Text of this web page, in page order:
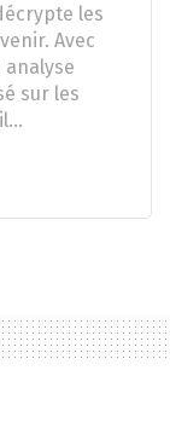
les
Avec
analyse
sur les